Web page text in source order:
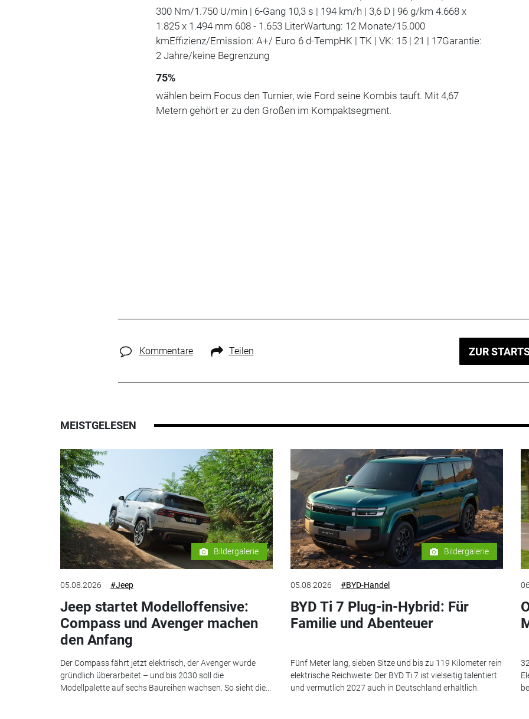
300 Nm/1.750 U/min | 6-Gang 10,3 s | 194 km/h | 3,6 D | 96 g/km 4.668 x
1.825 x 1.494 mm 608 - 1.653 LiterWartung: 12 Monate/15.000
kmEffizienz/Emission: A+/ Euro 6 d-TempHK | TK | VK: 15 | 21 | 17Garantie:
2 Jahre/keine Begrenzung
75%
wählen beim Focus den Turnier, wie Ford seine Kombis tauft. Mit 4,67
Metern gehört er zu den Großen im Kompaktsegment.
Kommentare Teilen ZUR
MEISTGELESEN
Bildergalerie
05.08.2026 #Jeep
Jeep startet Modelloffensive:
Compass und Avenger machen
den Anfang
Der Compass fährt jetzt elektrisch, der Avenger wurde
gründlich überarbeitet – und bis 2030 soll die
Modellpalette auf sechs Baureihen wachsen. So sieht die...
Bildergalerie
05.08.2026 #BYD-Handel
BYD Ti 7 Plug-in-Hybrid: Für
Familie und Abenteuer
Fünf Meter lang, sieben Sitze und bis zu 119 Kilometer rein
elektrische Reichweite: Der BYD Ti 7 ist vielseitig talentiert
und vermutlich 2027 auch in Deutschland erhältlich.